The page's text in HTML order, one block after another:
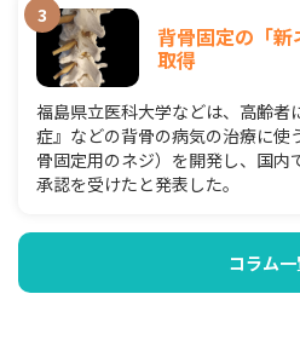
背骨固定の「
取得
福島県立医科大学などは、高齢者
症』などの背骨の病気の治療に使
骨固定用のネジ）を開発し、国内
承認を受けたと発表した。
コラム